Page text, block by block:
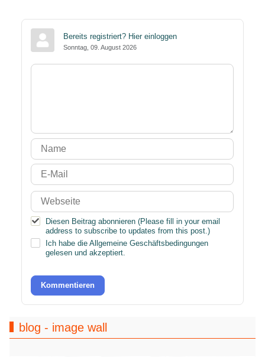
Bereits registriert? Hier einloggen
Sonntag, 09. August 2026
Diesen Beitrag abonnieren (Please fill in your email
address to subscribe to updates from this post.)
Ich habe dieAllgemeine Geschäftsbedingungen
gelesen und akzeptiert.
Kommentieren
blog - image wall